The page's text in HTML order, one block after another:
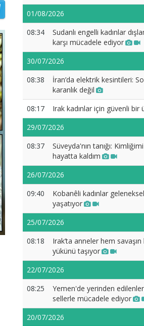
01/08/2026
08:34
Sudanlı engelli kadınlar
karşı mücadele ediyor
30/07/2026
08:38
İran’da elektrik kesintileri:
karanlık değil
08:17
Irak kadınlar için güvenli bir
29/07/2026
08:37
Süveyda'nın tanığı:
hayatta kaldım
26/07/2026
09:40
Kobanêli kadınlar geleneksel
yaşatıyor
25/07/2026
08:18
Irak’ta anneler hem
yükünü taşıyor
22/07/2026
08:25
Yemen'de yerinden
sellerle mücadele ediyor
20/07/2026